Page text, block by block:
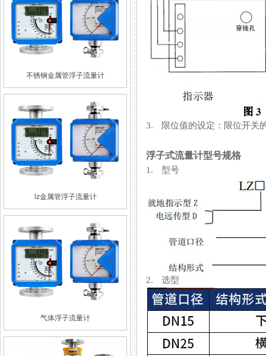
不锈钢金属管浮子流量计
lz金属管浮子流量计
气体浮子流量计
3. 限位值的设定：限位开关
浮子式流量计型号规格
1. 型号
2. 选型